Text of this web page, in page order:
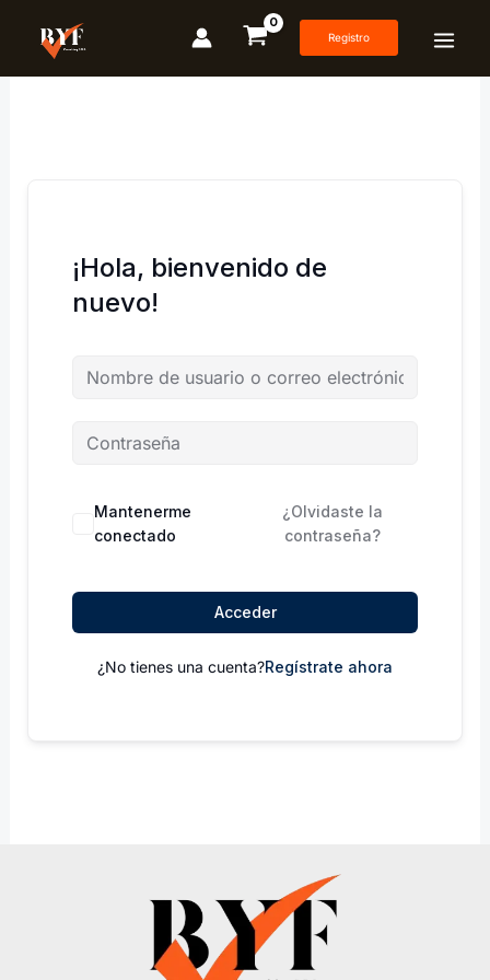
contenido
Registro
¡Hola, bienvenido de
nuevo!
Mantenerme
conectado
¿Olvidaste la
contraseña?
Acceder
¿No tienes una cuenta?Regístrate ahora